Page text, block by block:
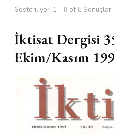
Gösteriliyor: 1 - 8 of 8 Sonuçlar
İktisat Dergisi
Ekim/Kasım